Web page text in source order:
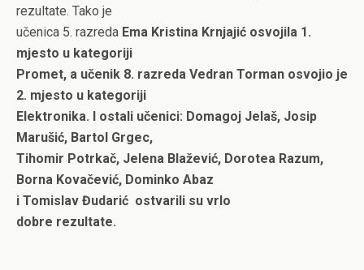
rezultate. Tako je
učenica 5. razreda Ema Kristina Krnjajić osvojila 1.
mjesto u kategoriji
Promet, a učenik 8. razreda Vedran Torman osvojio je
2. mjesto u kategoriji
Elektronika. I ostali učenici: Domagoj Jelaš, Josip
Marušić, Bartol Grgec,
Tihomir Potrkač, Jelena Blažević, Dorotea Razum,
Borna Kovačević, Dominko Abaz
i Tomislav Đudarić ostvarili su vrlo
dobre rezultate.